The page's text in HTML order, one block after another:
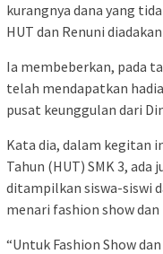
kurangnya dana yang
HUT dan Renuni
Ia membeberkan, pada
telah mendapatkan
pusat keunggulan dari
Kata dia, dalam kegitan
Tahun (HUT) SMK 3,
ditampilkan siswa-siswi
menari fashion show
“Untuk Fashion Show